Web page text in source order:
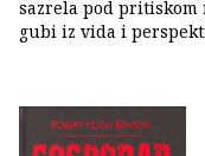
sazrela pod
gubi iz vida i